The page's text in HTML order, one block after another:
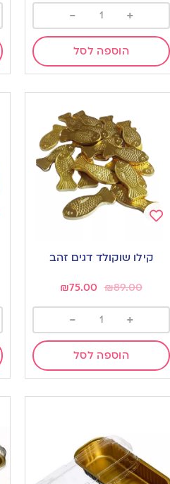
+
-
הוספה לסל
wishlist
קילו שוקולד דגים זהב
₪89.00
₪75.00
+
-
הוספה לסל